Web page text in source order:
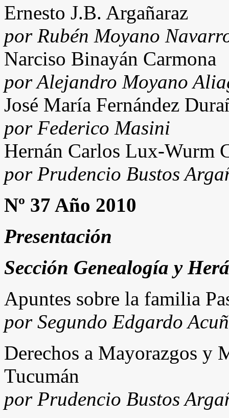
Ernesto J.B. Argañaraz
por Rubén Moyano
Narciso Binayán Carmona
por Alejandro Moyano
José María Fernández
por Federico Masini
Hernán Carlos Lux-Wurm
por Prudencio Bustos
Nº 37 Año 2010
Presentación
Sección Genealogía y
Apuntes sobre la familia
por Segundo Edgardo
Derechos a Mayorazgos y
Tucumán
por Prudencio Bustos